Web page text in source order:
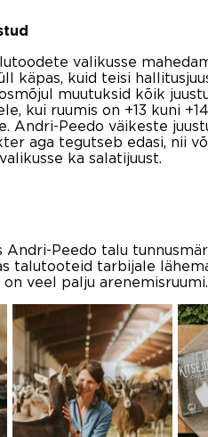
valikusse
käpas, kuid teisi
muutuksid kõik
kui ruumis on +13 kuni +14
Andri-Peedo väikeste
aga tegutseb edasi, nii
ka salatijuust.
Andri-Peedo talu
talutooteid tarbijale
veel palju